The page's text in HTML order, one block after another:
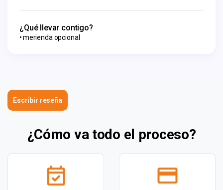
¿Qué llevar contigo?
merienda opcional
Escribir reseña
¿Cómo va todo el proceso?